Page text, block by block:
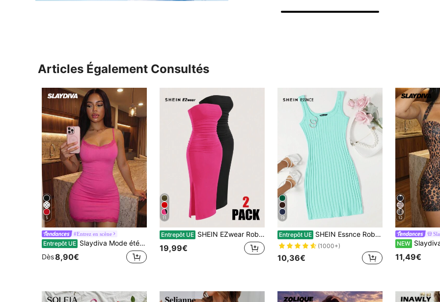
Articles Également Consultés
5
#Entrez en scène
Entrepôt UE Slaydiva Mode été 2025 : Tenues pour fêtes d'anniversaire, rentrée scolaire, style universitaire, vêtements pour étudiantes, sorties décontractées, basiques polyvalents, vacances décontractées, voyages, plage, bronzage, style streetwear mode des influenceuses, look sexy et branché des Millennials (Y2K), élégance décontractée, mini-robe moulante rose poudré à bretelles spaghetti, décolleté carré et empiècements en dentelle - A
Dès8,90€
11
Entrepôt UE SHEIN EZwear Robe sans bretelles pour femmes tricotée multicolore
19,99€
19
Entrepôt UE SHEIN Essnce Robe d"été sans manches en tricot côtelé et de couleur unie
(1000+)
10,36€
12
NEW Slaydiva Robe mini sexy
11,49€